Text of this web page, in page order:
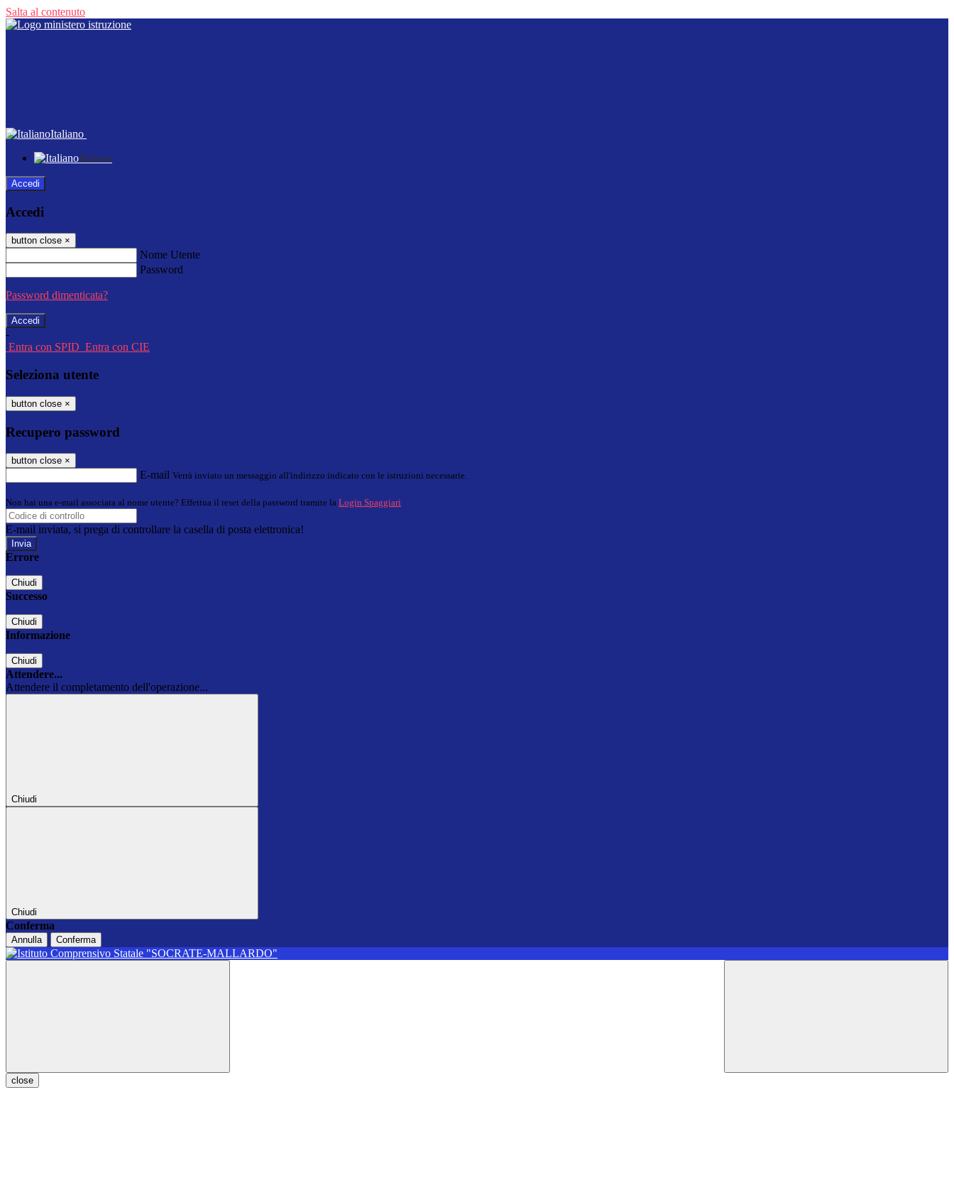
Salta al contenuto
Italiano
Italiano
Accedi
Accedi
button close ×
Nome Utente
Password
Password dimenticata?
-
Entra con SPID Entra con CIE
Seleziona utente
button close ×
Recupero password
button close ×
E-mail Verrà inviato un messaggio all'indirizzo indicato con le istruzioni necessarie.
Non hai una e-mail associata al nome utente? Effettua il reset della password tramite la Login Spaggiari
E-mail inviata, si prega di controllare la casella di posta elettronica!
Errore
Chiudi
Successo
Chiudi
Informazione
Chiudi
Attendere...
Attendere il completamento dell'operazione...
Chiudi
Chiudi
Conferma
Annulla Conferma
close